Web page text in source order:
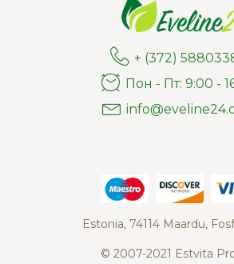
+ (372)
Пон - Пт: 9:00 -
Estonia, 74114 Maardu,
© 2007-2021 Estvita